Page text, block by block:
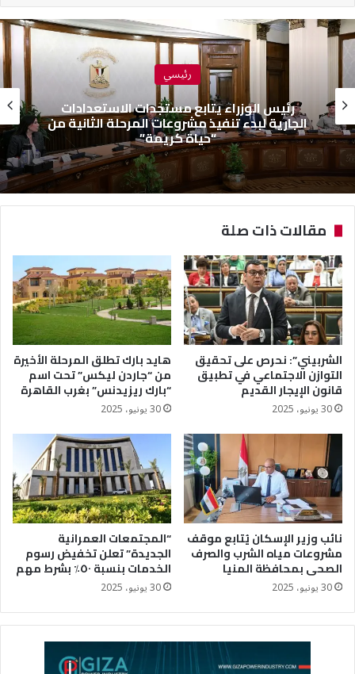
رئيسي
رئيس الوزراء يتابع مستجدات الاستعدادات
الجارية لبدء تنفيذ مشروعات المرحلة الثانية من
“حياة كريمة”
مقالات ذات صلة
الشربيني”: نحرص على تحقيق
التوازن الاجتماعي في تطبيق
قانون الإيجار القديم
30 يونيو، 2025
هايد بارك تطلق المرحلة الأخيرة
من “جاردن ليكس” تحت اسم
“بارك ريزيدنس” بغرب القاهرة
30 يونيو، 2025
نائب وزير الإسكان يُتابع موقف
مشروعات مياه الشرب والصرف
الصحى بمحافظة المنيا
30 يونيو، 2025
“المجتمعات العمرانية
الجديدة” تعلن تخفيض رسوم
الخدمات بنسبة ٥٠٪؜ بشرط مهم
30 يونيو، 2025